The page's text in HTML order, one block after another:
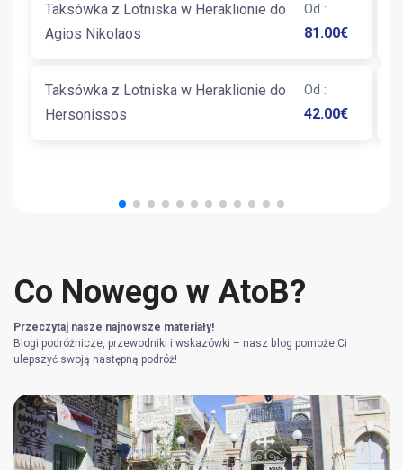
Taksówka z Lotniska w Heraklionie do
Agios Nikolaos
Od :
81.00€
Taksówka z Lotniska w Heraklionie do
Hersonissos
Od :
42.00€
Co Nowego w AtoB?
Przeczytaj nasze najnowsze materiały!
Blogi podróżnicze, przewodniki i wskazówki – nasz blog pomoże Ci
ulepszyć swoją następną podróż!